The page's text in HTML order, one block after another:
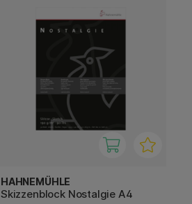
HAHNEMÜHLE
Skizzenblock Nostalgie A4